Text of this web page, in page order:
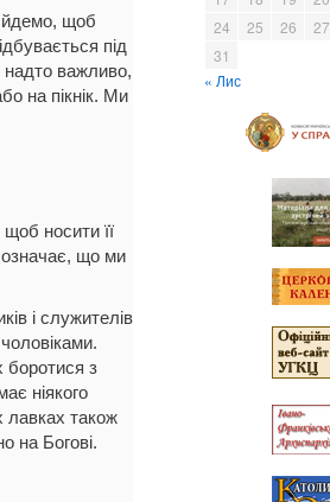
йдемо, щоб
під
надто важливо,
на пікнік. Ми
носити її
що ми
і служителів
боротися з
ніякого
лавках також
на Богові.
24
25 26 27
31
« Лис